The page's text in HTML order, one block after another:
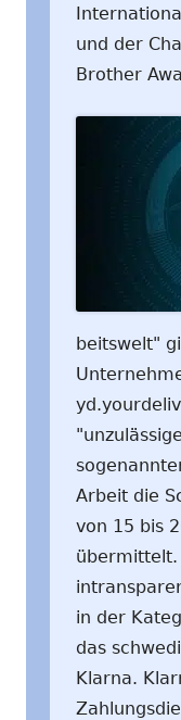
und der
Brother
beitswelt"
Arbeit die
von 15 bis
übermittelt.
in der
das
Klarna.